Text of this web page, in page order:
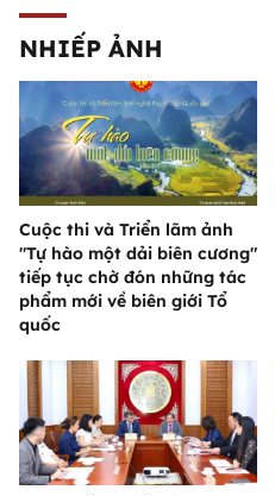
NHIẾP ẢNH
Cuộc thi và Triển lãm ảnh
"Tự hào một dải biên cương"
tiếp tục chờ đón những tác
phẩm mới về biên giới Tổ
quốc